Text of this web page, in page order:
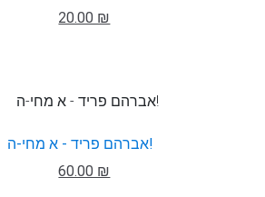
20.00 ₪
אברהם פריד - א מחי-ה!
60.00 ₪